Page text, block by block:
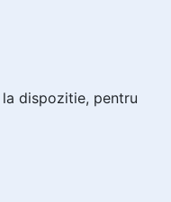
dispozitie, pentru